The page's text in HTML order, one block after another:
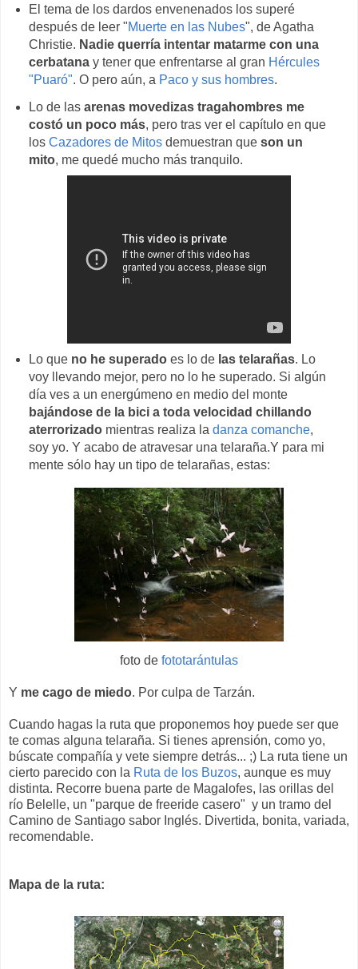
El tema de los dardos envenenados los superé
después de leer "Muerte en las Nubes", de Agatha
Christie. Nadie querría intentar matarme con una
cerbatanay tener que enfrentarse al gran Hércules
"Puaró". O pero aún, a Paco y sus hombres.
Lo de las arenas movedizas tragahombres me
costó un poco más, pero tras ver el capítulo en que
los Cazadores de Mitosdemuestran que son un
mito, me quedé mucho más tranquilo.
Lo que no he superadoes lo de las telarañas. Lo
voy llevando mejor, pero no lo he superado. Si algún
día ves a un energúmeno en medio del monte
bajándose de la bici a toda velocidad chillando
aterrorizadomientras realiza la danza comanche,
soy yo. Y acabo de atravesar una telaraña.Y para mi
mente sólo hay un tipo de telarañas, estas:
foto de fototarántulas
Y me cago de miedo. Por culpa de Tarzán.
Cuando hagas la ruta que proponemos hoy puede ser que
te comas alguna telaraña. Si tienes aprensión, como yo,
búscate compañía y vete siempre detrás... ;) La ruta tiene un
cierto parecido con la Ruta de los Buzos, aunque es muy
distinta. Recorre buena parte de Magalofes, las orillas del
río Belelle, un "parque de freeride casero" y un tramo del
Camino de Santiago sabor Inglés. Divertida, bonita, variada,
recomendable.
Mapa de la ruta: